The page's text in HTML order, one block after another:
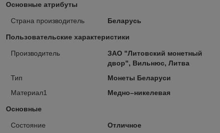
Основные атрибуты
Страна производитель Беларусь
Пользовательские характеристики
Производитель
ЗАО "Литовский монетный
двор", Вильнюс, Литва
Тип
Монеты Беларуси
Материал1
Медно–никелевая
Основные
Состояние
Отличное